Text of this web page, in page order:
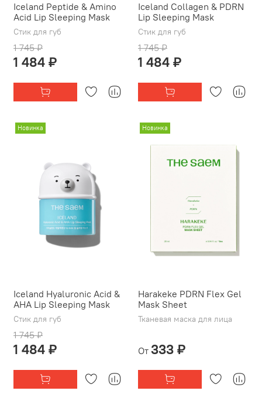
Iceland Peptide & Amino
Acid Lip Sleeping Mask
Стик для губ
1 745 ₽
1 484 ₽
Iceland Collagen & PDRN
Lip Sleeping Mask
Стик для губ
1 745 ₽
1 484 ₽
Новинка
Iceland Hyaluronic Acid &
AHA Lip Sleeping Mask
Стик для губ
1 745 ₽
1 484 ₽
Новинка
Harakeke PDRN Flex Gel
Mask Sheet
Тканевая маска для лица
От 333 ₽